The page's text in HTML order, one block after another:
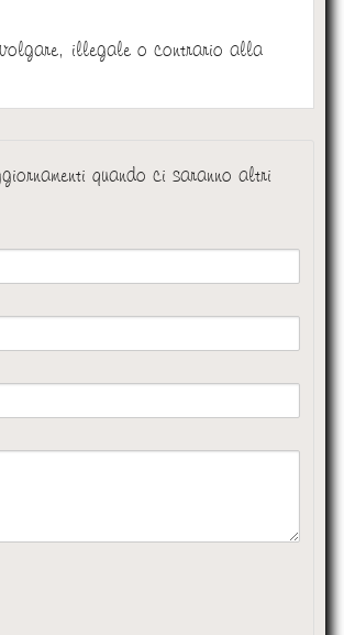
volgare, illegale o contrario alla
quando ci saranno altri